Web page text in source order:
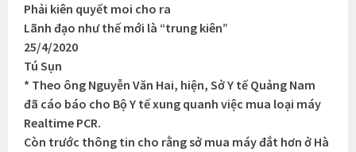
Phải kiên quyết moi cho ra
Lãnh đạo như thế mới là “trung kiên”
25/4/2020
Tú Sụn
* Theo ông Nguyễn Văn Hai, hiện, Sở Y tế Quảng Nam
đã cáo báo cho Bộ Y tế xung quanh việc mua loại máy
Realtime PCR.
Còn trước thông tin cho rằng sở mua máy đắt hơn ở Hà